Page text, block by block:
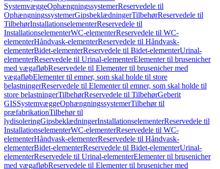
SystemvæggeOphængningssystemerReservedele til
OphængningssystemerGipsbeklædningerTilbehørReservedele til
TilbehørInstallationselementerReservedele til
InstallationselementerWC-elementerReservedele til WC-
elementerHåndvask-elementerReservedele til Håndvask-
elementerBidet-elementerReservedele til Bidet-elementerUrinal-
elementerReservedele til Urinal-elementerElementer til brusenicher
med vægafløbReservedele til Elementer til brusenicher med
vægafløbElementer til emner, som skal holde til store
belastningerReservedele til Elementer til emner, som skal holde til
store belastningerTilbehørReservedele til TilbehørGeberit
GISSystemvæggeOphængningssystemerTilbehør til
præfabrikationTilbehør til
lydisoleringGipsbeklædningerInstallationselementerReservedele til
InstallationselementerWC-elementerReservedele til WC-
elementerHåndvask-elementerReservedele til Håndvask-
elementerBidet-elementerReservedele til Bidet-elementerUrinal-
elementerReservedele til Urinal-elementerElementer til brusenicher
med vægafløbReservedele til Elementer til brusenicher med